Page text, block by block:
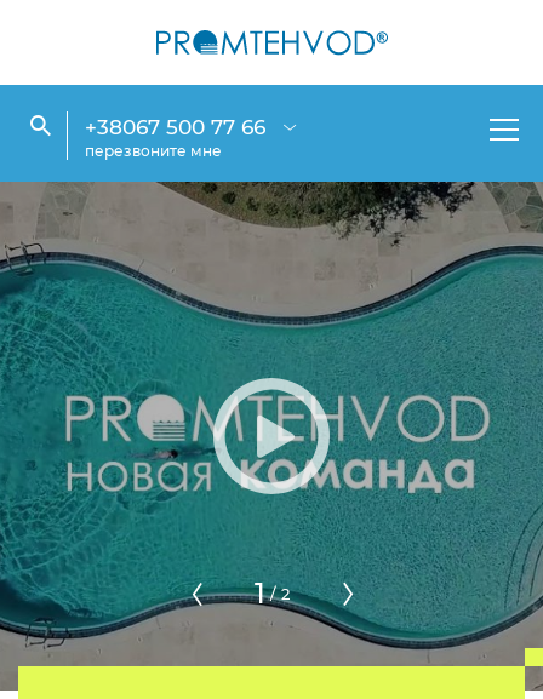
+38067 500 77 66
перезвоните мне
1 / 2